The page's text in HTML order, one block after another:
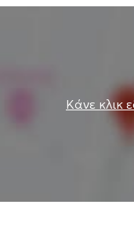
Κάνε κλικ